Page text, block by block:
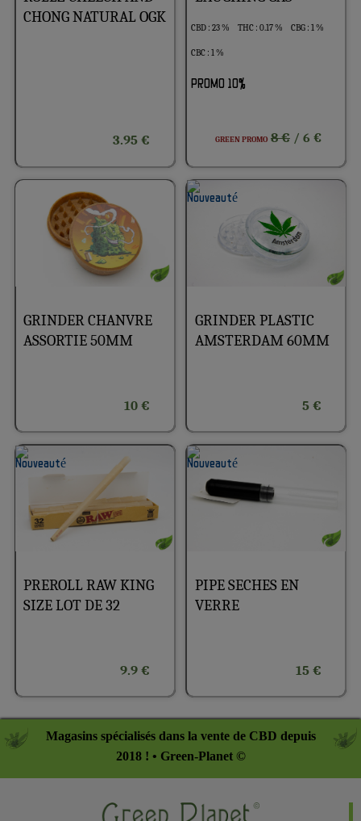
CHONG NATURAL OGK
3.95 €
CBD : 23 % THC : 0.17 % CBG : 1 %
CBC : 1 %
PROMO 10%
GREEN PROMO 8 €/ 6 €
GRINDER CHANVRE
ASSORTIE 50MM
10 €
GRINDER PLASTIC
AMSTERDAM 60MM
5 €
PREROLL RAW KING
SIZE LOT DE 32
9.9 €
PIPE SECHES EN
VERRE
15 €
Magasins spécialisés dans la vente de CBD depuis
2018 ! • Green-Planet ©